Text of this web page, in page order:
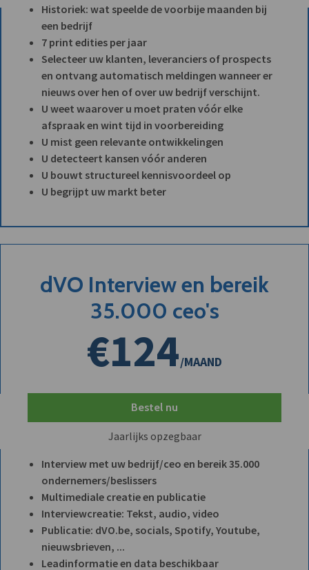
Historiek: wat speelde de voorbije maanden bij
een bedrijf
7 print edities per jaar
Selecteer uw klanten, leveranciers of prospects
en ontvang automatisch meldingen wanneer er
nieuws over hen of over uw bedrijf verschijnt.
U weet waarover u moet praten vóór elke
afspraak en wint tijd in voorbereiding
U mist geen relevante ontwikkelingen
U detecteert kansen vóór anderen
U bouwt structureel kennisvoordeel op
U begrijpt uw markt beter
dVO Interview en bereik
35.000 ceo's
€124/MAAND
Bestel nu
Jaarlijks opzegbaar
Interview met uw bedrijf/ceo en bereik 35.000
ondernemers/beslissers
Multimediale creatie en publicatie
Interviewcreatie: Tekst, audio, video
Publicatie: dVO.be, socials, Spotify, Youtube,
nieuwsbrieven, ...
Leadinformatie en data beschikbaar